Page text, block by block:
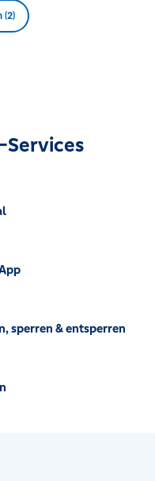
(2)
Services
sperren & entsperren